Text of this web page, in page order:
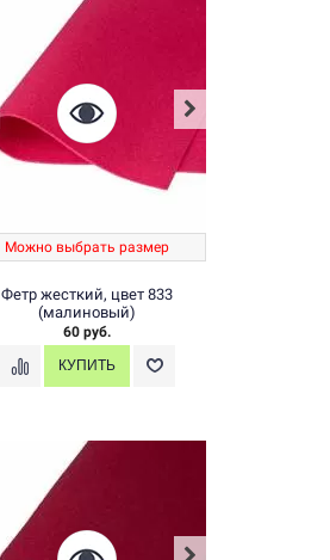
Можно выбрать размер
Фетр жесткий, цвет 833
(малиновый)
60 руб.